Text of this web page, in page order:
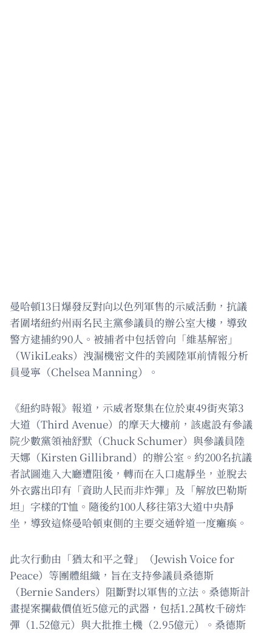
曼哈頓13日爆發反對向以色列軍售的示威活動，抗議
者圍堵紐約州兩名民主黨參議員的辦公室大樓，導致
警方逮捕約90人。被捕者中包括曾向「維基解密」
（WikiLeaks）洩漏機密文件的美國陸軍前情報分析
員曼寧（Chelsea Manning）。
《紐約時報》報道，示威者聚集在位於東49街夾第3
大道（Third Avenue）的摩天大樓前，該處設有參議
院少數黨領袖舒默（Chuck Schumer）與參議員陸
天娜（Kirsten Gillibrand）的辦公室。約200名抗議
者試圖進入大廳遭阻後，轉而在入口處靜坐，並脫去
外衣露出印有「資助人民而非炸彈」及「解放巴勒斯
坦」字樣的T恤。隨後約100人移往第3大道中央靜
坐，導致這條曼哈頓東側的主要交通幹道一度癱瘓。
此次行動由「猶太和平之聲」（Jewish Voice for
Peace）等團體組織，旨在支持參議員桑德斯
（Bernie Sanders）阻斷對以軍售的立法。桑德斯計
畫提案攔截價值近5億元的武器，包括1.2萬枚千磅炸
彈（1.52億元）與大批推土機（2.95億元）。桑德斯